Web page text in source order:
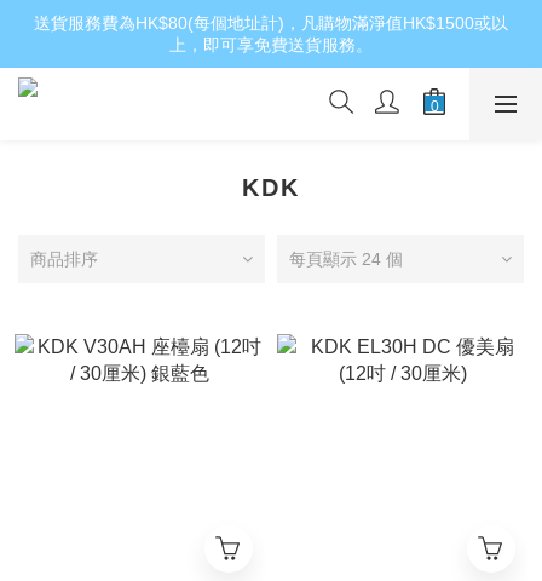
送貨服務費為HK$80(每個地址計)，凡購物滿淨值HK$1500或以
上，即可享免費送貨服務。
KDK
商品排序 每頁顯示 24 個